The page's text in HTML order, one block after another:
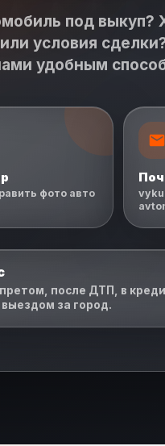
под выкуп?
условия
удобным
фото авто
после ДТП, в
за город.